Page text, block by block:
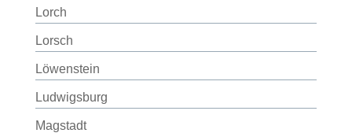
Lorch
Lorsch
Löwenstein
Ludwigsburg
Magstadt